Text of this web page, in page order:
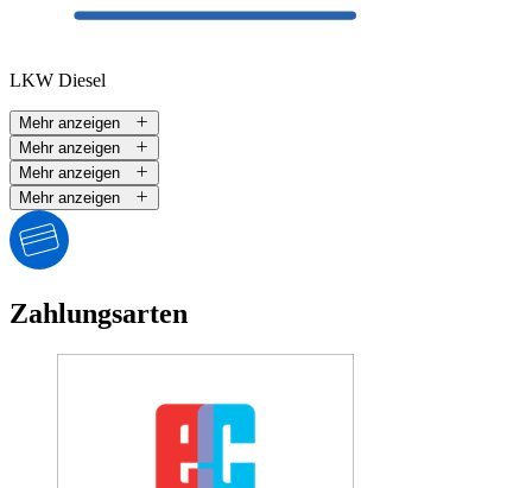
LKW Diesel
Mehr anzeigen
Mehr anzeigen
Mehr anzeigen
Mehr anzeigen
Zahlungsarten